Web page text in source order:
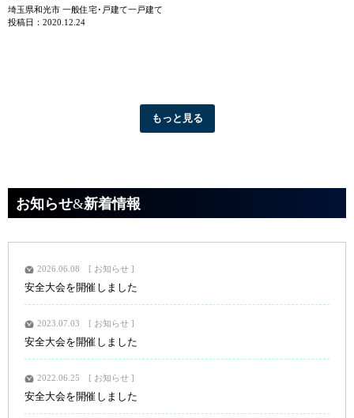
埼玉県和光市 一般住宅･戸建て一戸建て
投稿日：2020.12.24
もっと見る
お知らせ&新着情報
2026.06.08 お知らせ
安全大会を開催しました
2023.07.03 お知らせ
安全大会を開催しました
2022.06.25 お知らせ
安全大会を開催しました